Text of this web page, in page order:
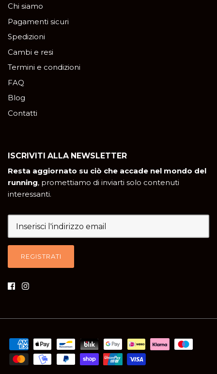
Chi siamo
Pagamenti sicuri
Spedizioni
Cambi e resi
Termini e condizioni
FAQ
Blog
Contatti
ISCRIVITI ALLA NEWSLETTER
Resta aggiornato su ciò che accade nel mondo del
running, promettiamo di inviarti solo contenuti
interessanti.
REGISTRATI